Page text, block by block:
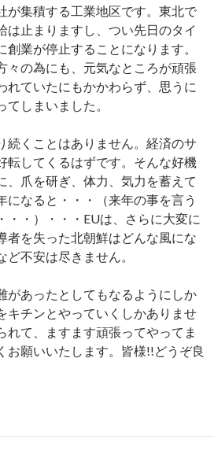
が集積する工業地区です。東北で
は止まりますし、つい先日のタイ
業が停止することになります。
々の為にも、元気なところが頑張
れていたにもかかわらず、思うに
しまいました。
くことはありません。経済のサ
転してくるはずです。そんな好機
、爪を研ぎ、体力、気力を蓄えて
になると・・・（来年の事を言う
・・）・・・EUは、さらに大変に
者を失った北朝鮮はどんな風にな
不安は尽きません。
あったとしてもなるようにしか
キチンとやっていくしかありませ
れて、ますます頑張ってやってま
お願いいたします。皆様!!どうぞ良